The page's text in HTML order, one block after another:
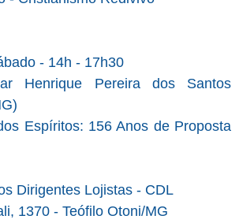
- 14h - 17h30
Henrique Pereira dos Santos
Espíritos: 156 Anos de Proposta
Dirigentes Lojistas - CDL
1370 - Teófilo Otoni/MG